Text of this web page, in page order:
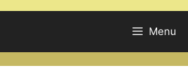
Menu